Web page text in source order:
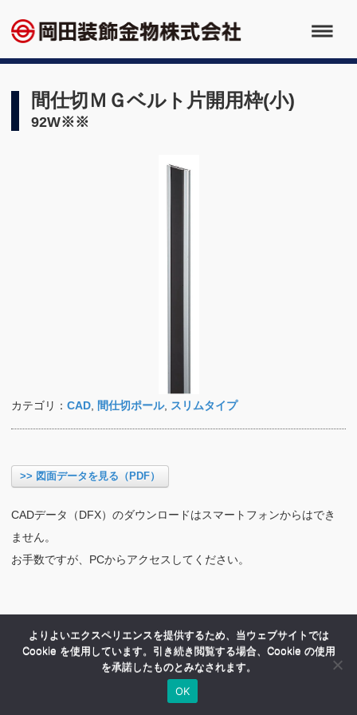
間仕切ＭＧベルト片開用枠(小)
92W※※
カテゴリ： CAD 間仕切ポール, スリムタイプ
>> 図面データを見る（PDF）
CADデータ（DFX）のダウンロードはスマートフォンからはでき
ません。
お手数ですが、PCからアクセスしてください。
よりよいエクスペリエンスを提供するため、当ウェブサイトでは
Cookie を使用しています。引き続き閲覧する場合、Cookie の使用
を承諾したものとみなされます。
OK